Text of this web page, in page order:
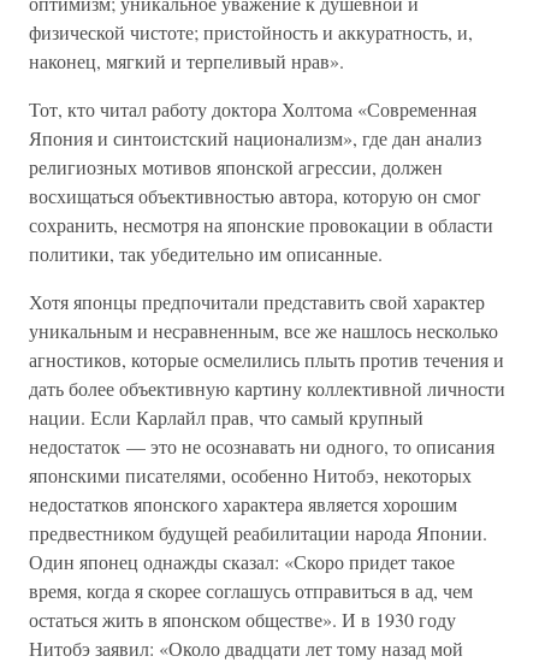
физической чистоте; пристойность и аккуратность, и,
наконец, мягкий и терпеливый нрав».
Тот, кто читал работу доктора Холтома «Современная
Япония и синтоистский национализм», где дан анализ
религиозных мотивов японской агрессии, должен
восхищаться объективностью автора, которую он смог
сохранить, несмотря на японские провокации в области
политики, так убедительно им описанные.
Хотя японцы предпочитали представить свой характер
уникальным и несравненным, все же нашлось несколько
агностиков, которые осмелились плыть против течения и
дать более объективную картину коллективной личности
нации. Если Карлайл прав, что самый крупный
недостаток — это не осознавать ни одного, то описания
японскими писателями, особенно Нитобэ, некоторых
недостатков японского характера является хорошим
предвестником будущей реабилитации народа Японии.
Один японец однажды сказал: «Скоро придет такое
время, когда я скорее соглашусь отправиться в ад, чем
остаться жить в японском обществе». И в 1930 году
Нитобэ заявил: «Около двадцати лет тому назад мой